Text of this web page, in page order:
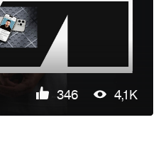
346 4,1K